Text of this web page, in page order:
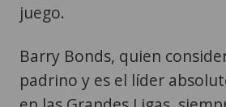
juego.
Barry Bonds, quien
padrino y es el líder